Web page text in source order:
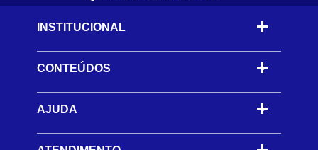
INSTITUCIONAL
CONTEÚDOS -
AJUDA -